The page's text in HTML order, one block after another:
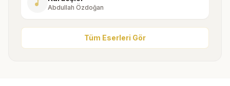
music_note Abdullah Özdoğan
Tüm Eserleri Gör